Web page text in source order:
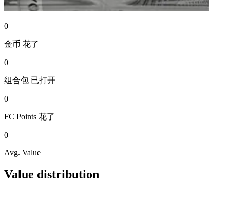
0
金币 花了
0
组合包 已打开
0
FC Points 花了
0
Avg. Value
Value distribution